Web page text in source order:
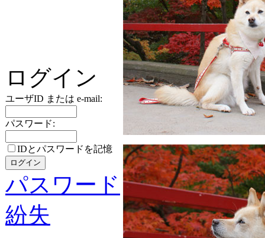
ログイン
ユーザID または e-mail:
パスワード:
IDとパスワードを記憶
パスワード
紛失